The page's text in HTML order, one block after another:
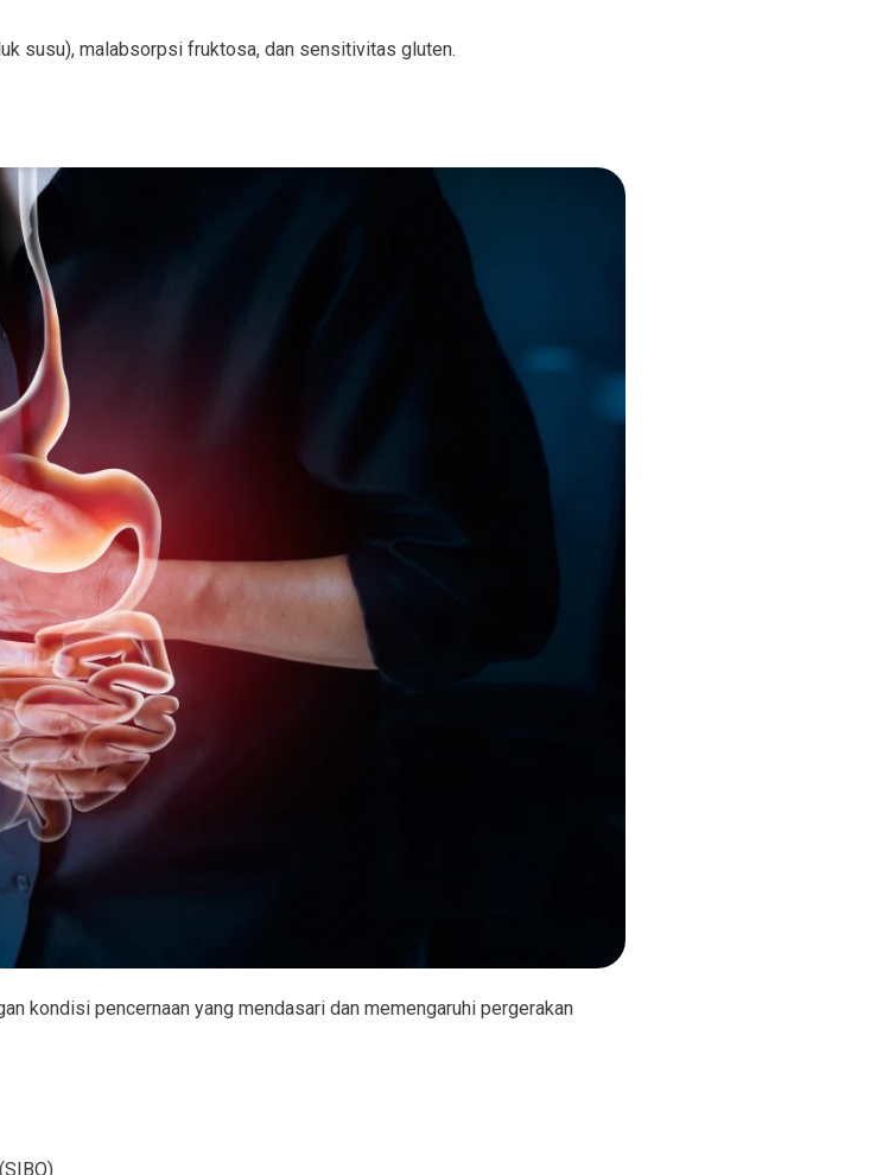
susu), malabsorpsi fruktosa, dan sensitivitas gluten.
kondisi pencernaan yang mendasari dan memengaruhi pergerakan